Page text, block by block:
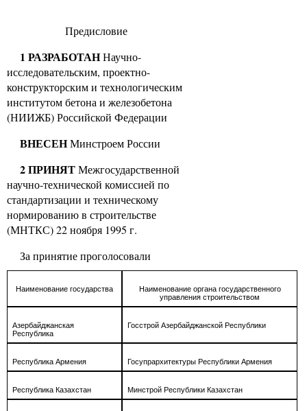
Предисловие
1 РАЗРАБОТАННаучно-
исследовательским, проектно-
конструкторским и технологическим
институтом бетона и железобетона
(НИИЖБ) Российской Федерации
ВНЕСЕНМинстроем России
2 ПРИНЯТМежгосударственной
научно-технической комиссией по
стандартизации и техническому
нормированию в строительстве
(МНТКС) 22 ноября 1995 г.
За принятие проголосовали
Наименование государства
Наименование органа государственного
управления строительством
Азербайджанская
Республика
Госстрой Азербайджанской Республики
Республика Армения Госупрархитектуры Республики Армения
Республика Казахстан Минстрой Республики Казахстан